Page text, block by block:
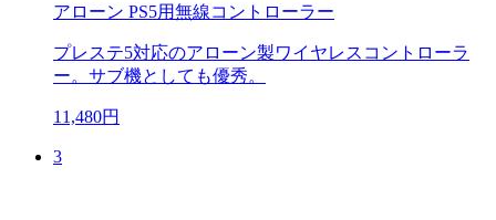
アローン PS5用無線コントローラー
プレステ5対応のアローン製ワイヤレスコントローラ
ー。サブ機としても優秀。
11,480円
3